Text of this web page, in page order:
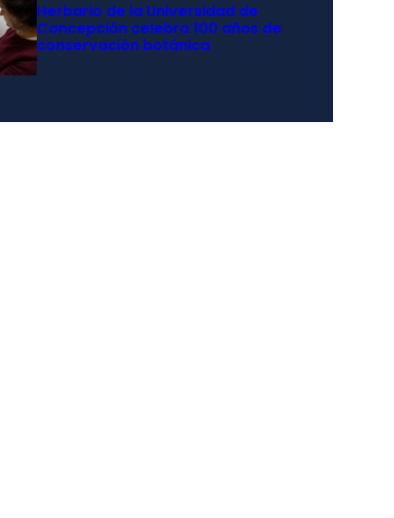
Herbario de la Universidad de
Concepción celebra 100 años de
conservación botánica